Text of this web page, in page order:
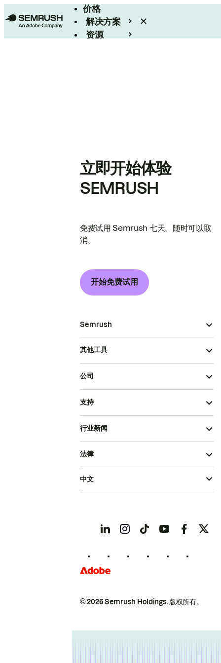
价格
解决方案
资源
立即开始体验
SEMRUSH
免费试用 Semrush 七天。随时可以取
消。
开始免费试用
Semrush
其他工具
公司
支持
行业新闻
© 2026 Semrush Holdings.版权所有。
法律
中文